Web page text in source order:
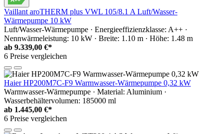
Vaillant aroTHERM plus VWL 105/8.1 A Luft/Wasser-
Wärmepumpe 10 kW
Luft/Wasser-Wärmepumpe · Energieeffizienzklasse: A++ ·
Nennwärmeleistung: 10 kW · Breite: 1.10 m · Höhe: 1.48 m
ab 9.339,00 €*
6 Preise vergleichen
Haier HP200M7C-F9 Warmwasser-Wärmepumpe 0,32 kW
Warmwasser-Wärmepumpe · Material: Aluminium ·
Wasserbehältervolumen: 185000 ml
ab 1.445,00 €*
6 Preise vergleichen